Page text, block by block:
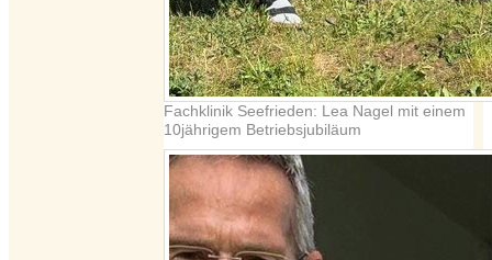
Fachklinik Seefrieden: Lea Nagel mit einem
10jährigem Betriebsjubiläum